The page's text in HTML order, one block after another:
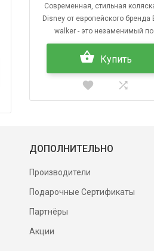
Современная, стильная
Disney от европейского бренда
walker - это незаменимый
Купить
ДОПОЛНИТЕЛЬНО
Производители
Подарочные Сертификаты
Партнёры
Акции